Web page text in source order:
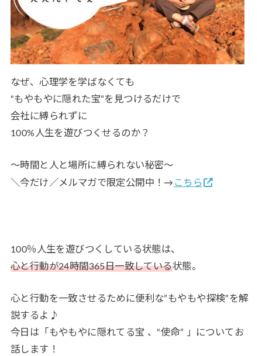
なぜ、心理学を学ばなくても
“もやもやに隠れた宝”を見つけるだけで
会社に縛られずに
100%人生を遊びつくせるのか？
〜時間と人と場所に縛られない秘密〜
＼今だけ／メルマガで限定公開中！→ こちら
100％人生を遊びつくしている状態は、
心と行動が24時間365日一致している状態。
心と行動を一致させるために便利な”もやもや探検”を解
説するよ♪
今日は「もやもやに隠れてる宝 、“使命” 」についてお
話します！